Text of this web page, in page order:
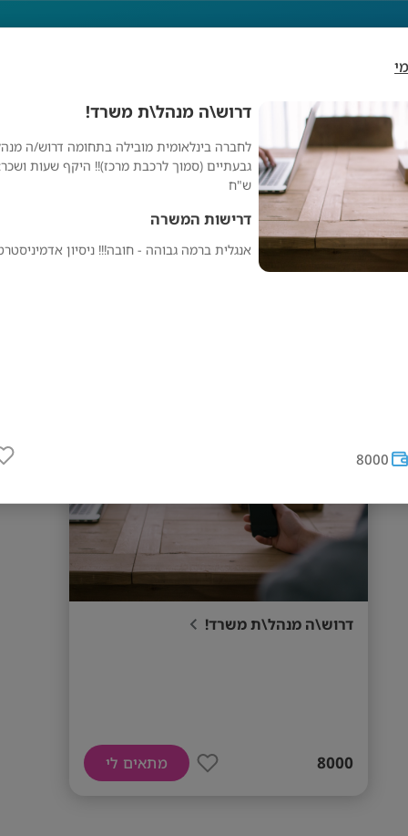
דרוש\ה מנהל\ת משרד!
לחברה בינלאומית מובילה בתחומה דרוש/ה
ש"ח
דרישות המשרה
אנגלית ברמה גבוהה - חובה!!! ניסיון
8000
מנהל\ת
דרוש\ה מנהל\ת משרד!
8000 מתאים לי